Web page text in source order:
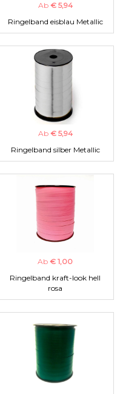
Ab € 5,94
Ringelband eisblau Metallic
Ab € 5,94
Ringelband silber Metallic
Ab € 1,00
Ringelband kraft-look hell
rosa